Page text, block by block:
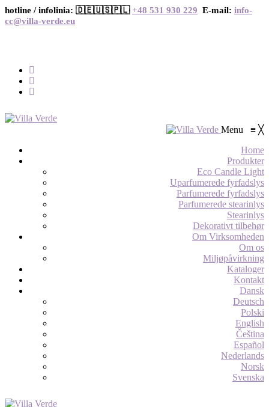
hotline / infolinia: 🇩🇪🇺🇸🇵🇱+48 531 930 229 E-mail: info-
cc@villa-verde.eu
Menu ≡ ╳
Home
Produkter
Eco Candle Light
Uparfumerede fyrfadslys
Parfumerede fyrfadslys
Parfumerede stearinlys
Stearinlys
Dekorativt tilbehør
Om Virksomheden
Om os
Miljøpåvirkning
Kataloger
Kontakt
Dansk
Deutsch
Polski
English
Čeština
Español
Nederlands
Norsk
Svenska